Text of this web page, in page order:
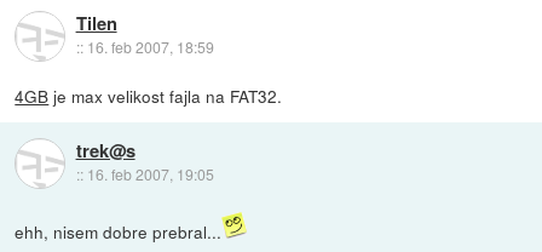
Tilen
:: 16. feb 2007, 18:59
4GB je max velikost fajla na FAT32.
trek@s
:: 16. feb 2007, 19:05
ehh, nisem dobre prebral...